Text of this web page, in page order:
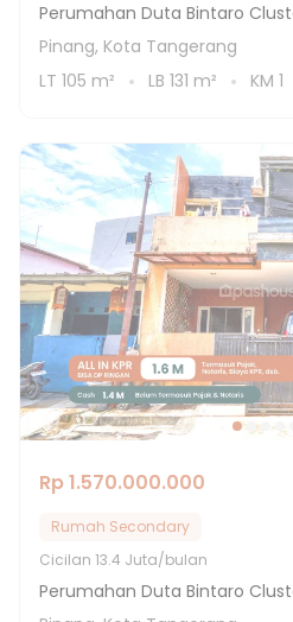
Perumahan Duta Bintaro
Pinang, Kota Tangerang
LT 105 m² LB 131 m² KM 1
Rp 1.570.000.000
Rumah Secondary
Cicilan 13.4 Juta/bulan
Perumahan Duta Bintaro